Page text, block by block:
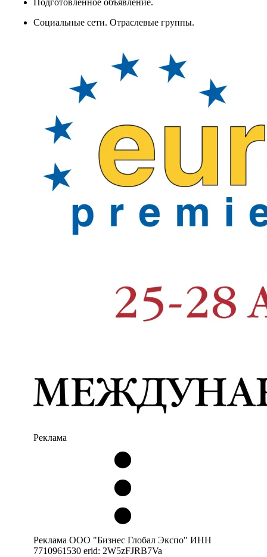
Подготовленное объявление.
Социальные сети. Отраслевые группы.
Реклама
Реклама ООО "Бизнес Глобал Экспо" ИНН
7710961530 erid: 2W5zFJRB7Va